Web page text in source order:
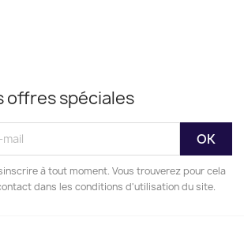
offres spéciales
à tout moment. Vous trouverez pour cela
dans les conditions d'utilisation du site.